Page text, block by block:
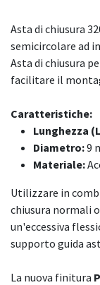
Asta di chiusura
semicircolare ad
Asta di chiusura
facilitare il
Caratteristiche:
Lunghezza
Diametro:9
Materiale:
Utilizzare in
chiusura normali
un'eccessiva
supporto guida
La nuova finitura